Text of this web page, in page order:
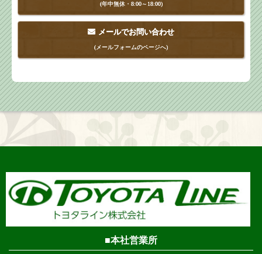
(年中無休・8:00～18:00)
メールでお問い合わせ
(メールフォームのページへ)
本社営業所